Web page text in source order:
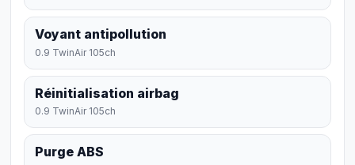
Voyant antipollution
0.9 TwinAir 105ch
Réinitialisation airbag
0.9 TwinAir 105ch
Purge ABS